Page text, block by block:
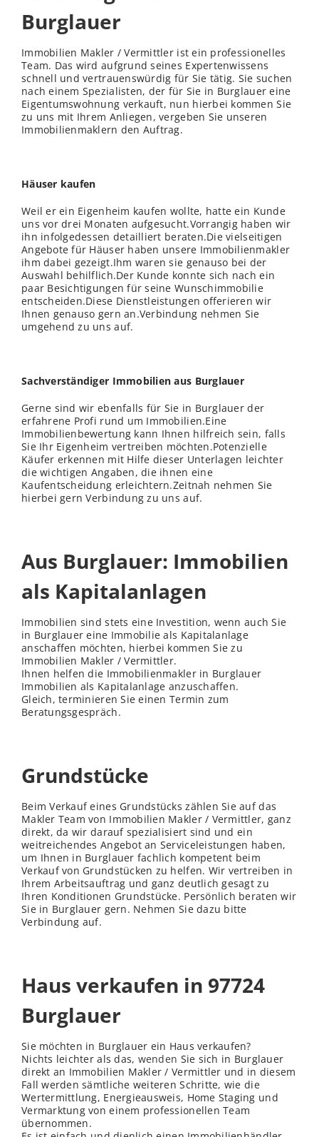
Burglauer
Immobilien Makler / Vermittler ist ein professionelles
Team. Das wird aufgrund seines Expertenwissens
schnell und vertrauenswürdig für Sie tätig. Sie suchen
nach einem Spezialisten, der für Sie in Burglauer eine
Eigentumswohnung verkauft, nun hierbei kommen Sie
zu uns mit Ihrem Anliegen, vergeben Sie unseren
Immobilienmaklern den Auftrag.
Häuser kaufen
Weil er ein Eigenheim kaufen wollte, hatte ein Kunde
uns vor drei Monaten aufgesucht.Vorrangig haben wir
ihn infolgedessen detailliert beraten.Die vielseitigen
Angebote für Häuser haben unsere Immobilienmakler
ihm dabei gezeigt.Ihm waren sie genauso bei der
Auswahl behilflich.Der Kunde konnte sich nach ein
paar Besichtigungen für seine Wunschimmobilie
entscheiden.Diese Dienstleistungen offerieren wir
Ihnen genauso gern an.Verbindung nehmen Sie
umgehend zu uns auf.
Sachverständiger Immobilien aus Burglauer
Gerne sind wir ebenfalls für Sie in Burglauer der
erfahrene Profi rund um Immobilien.Eine
Immobilienbewertung kann Ihnen hilfreich sein, falls
Sie Ihr Eigenheim vertreiben möchten.Potenzielle
Käufer erkennen mit Hilfe dieser Unterlagen leichter
die wichtigen Angaben, die ihnen eine
Kaufentscheidung erleichtern.Zeitnah nehmen Sie
hierbei gern Verbindung zu uns auf.
Aus Burglauer: Immobilien
als Kapitalanlagen
Immobilien sind stets eine Investition, wenn auch Sie
in Burglauer eine Immobilie als Kapitalanlage
anschaffen möchten, hierbei kommen Sie zu
Immobilien Makler / Vermittler.
Ihnen helfen die Immobilienmakler in Burglauer
Immobilien als Kapitalanlage anzuschaffen.
Gleich, terminieren Sie einen Termin zum
Beratungsgespräch.
Grundstücke
Beim Verkauf eines Grundstücks zählen Sie auf das
Makler Team von Immobilien Makler / Vermittler, ganz
direkt, da wir darauf spezialisiert sind und ein
weitreichendes Angebot an Serviceleistungen haben,
um Ihnen in Burglauer fachlich kompetent beim
Verkauf von Grundstücken zu helfen. Wir vertreiben in
Ihrem Arbeitsauftrag und ganz deutlich gesagt zu
Ihren Konditionen Grundstücke. Persönlich beraten wir
Sie in Burglauer gern. Nehmen Sie dazu bitte
Verbindung auf.
Haus verkaufen in 97724
Burglauer
Sie möchten in Burglauer ein Haus verkaufen?
Nichts leichter als das, wenden Sie sich in Burglauer
direkt an Immobilien Makler / Vermittler und in diesem
Fall werden sämtliche weiteren Schritte, wie die
Wertermittlung, Energieausweis, Home Staging und
Vermarktung von einem professionellen Team
übernommen.